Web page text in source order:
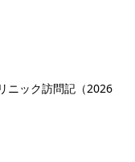
ニック訪問記（2026